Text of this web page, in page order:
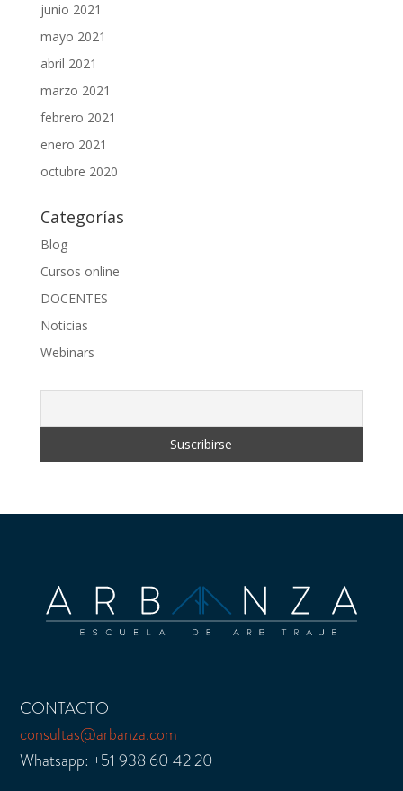
junio 2021
mayo 2021
abril 2021
marzo 2021
febrero 2021
enero 2021
octubre 2020
Categorías
Blog
Cursos online
DOCENTES
Noticias
Webinars
CONTACTO
consultas@arbanza.com
Whatsapp: +51 938 60 42 20